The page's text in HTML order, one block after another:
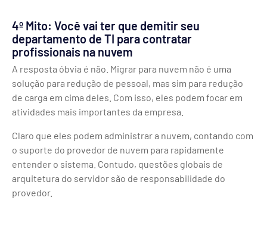
4º Mito: Você vai ter que demitir seu
departamento de TI para contratar
profissionais na nuvem
A resposta óbvia é não. Migrar para nuvem não é uma
solução para redução de pessoal, mas sim para redução
de carga em cima deles. Com isso, eles podem focar em
atividades mais importantes da empresa.
Claro que eles podem administrar a nuvem, contando com
o suporte do provedor de nuvem para rapidamente
entender o sistema. Contudo, questões globais de
arquitetura do servidor são de responsabilidade do
provedor.